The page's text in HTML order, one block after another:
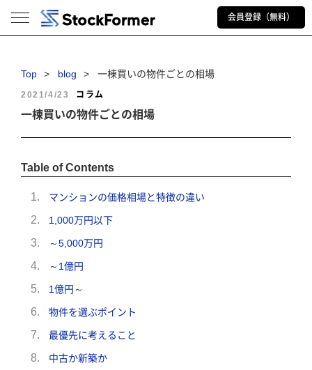
会員登録（無料）
Top blog 一棟買いの物件ごとの相場
2021/4/23 コラム
一棟買いの物件ごとの相場
Table of Contents
マンションの価格相場と特徴の違い
1,000万円以下
～5,000万円
～1億円
1億円～
物件を選ぶポイント
最優先に考えること
中古か新築か